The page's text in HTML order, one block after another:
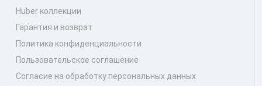
Huber коллекции
Гарантия и возврат
Политика конфиденциальности
Пользовательское соглашение
Согласие на обработку персональных данных